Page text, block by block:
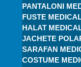
PANTALONI
FUSTE
HALAT
JACHETE
SARAFAN
COSTUME